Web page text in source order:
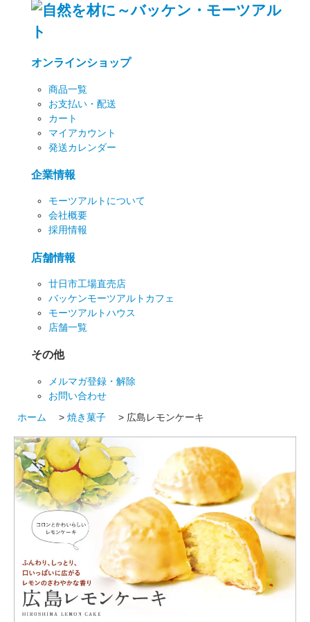
オンラインショップ
商品一覧
お支払い・配送
カート
マイアカウント
発送カレンダー
企業情報
モーツアルトについて
会社概要
採用情報
店舗情報
廿日市工場直売店
バッケンモーツアルトカフェ
モーツアルトハウス
店舗一覧
その他
メルマガ登録・解除
お問い合わせ
ホーム
> 焼き菓子 > 広島レモンケーキ